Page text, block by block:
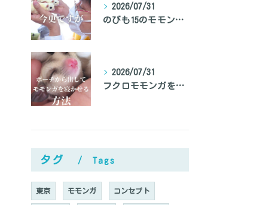
2026/07/31
のびも15のモモンガ専門家、モモンガ先生の自己紹介
2026/07/31
フクロモモンガをベタ慣れにして手の上で寝かせる方法
タグ Tags
東京 モモンガ コンセプト